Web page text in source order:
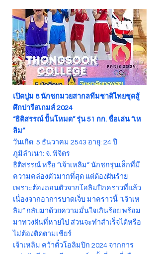
เปิดปูม 8 นักชกมวยสากลทีมชาติไทยชุดสู้
ศึกปารีสเกมส์ 2024
“ธิติสรรณ์ ปั้นโหมด” รุ่น 51 กก. ชื่อเล่น “เห
ลิม”
วันเกิด: 5 ธันวาคม 2543 อายุ: 24 ปี
ภูมิลำเนา: จ. พิจิตร
ธิติสรรณ์ หรือ “เจ้าเหลิม” นักชกรุ่นเล็กที่มี
ความคล่องตัวมากที่สุด แต่ต้องฝันร้าย
เพราะต้องถอนตัวจากโอลิมปิกคราวที่แล้ว
เนื่องจากอาการบาดเจ็บ มาคราวนี้ “เจ้าเห
ลิม” กลับมาด้วยความมั่นใจเกินร้อย พร้อม
มาทวงฝันที่หายไป ส่วนจะทำสำเร็จได้หรือ
ไม่ต้องติดตามเชียร์
เจ้าเหลิม คว้าตั๋วโอลิมปิก 2024 จากการ